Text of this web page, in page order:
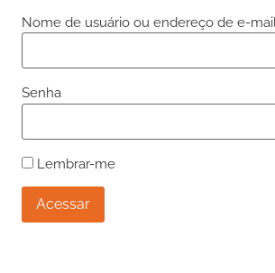
Nome de usuário ou endereço de e-mail
Senha
Lembrar-me